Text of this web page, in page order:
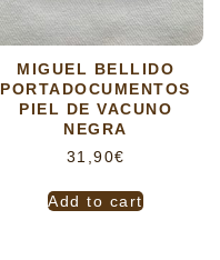
MIGUEL BELLIDO
PORTADOCUMENTOS
PIEL DE VACUNO
NEGRA
31,90€
Add to cart